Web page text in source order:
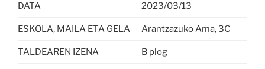
DATA 2023/03/13
ESKOLA, MAILA ETA GELA Arantzazuko Ama, 3C
TALDEAREN IZENA B plog